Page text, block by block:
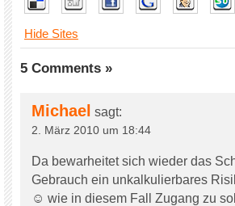
Hide Sites
5 Comments »
Michael sagt:
2. März 2010 um 18:44
Da bewarheitet sich wieder das
Gebrauch ein unkalkulierbares
☺ wie in diesem Fall Zugang zu